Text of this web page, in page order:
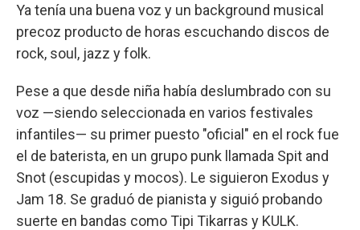
Ya tenía una buena voz y un background musical
precoz producto de horas escuchando discos de
rock, soul, jazz y folk.
Pese a que desde niña había deslumbrado con su
voz —siendo seleccionada en varios festivales
infantiles— su primer puesto "oficial" en el rock fue
el de baterista, en un grupo punk llamada Spit and
Snot (escupidas y mocos). Le siguieron Exodus y
Jam 18. Se graduó de pianista y siguió probando
suerte en bandas como Tipi Tikarras y KULK.